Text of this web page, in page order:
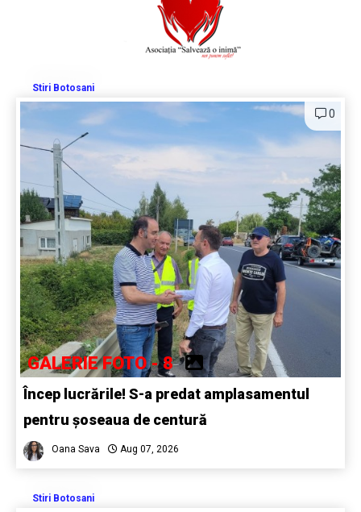
Stiri Botosani
0
GALERIE FOTO - 8
Încep lucrările! S-a predat amplasamentul
pentru șoseaua de centură
Oana Sava Aug 07, 2026
Stiri Botosani